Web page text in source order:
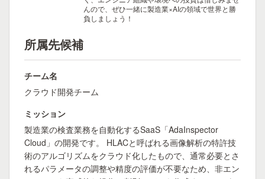
んので、ぜひ一緒に製造業×AIの領域で世界と勝
負しましょう！
所属先候補
チーム名
クラウド開発チーム
ミッション
製造業の検査業務を自動化するSaaS「AdaInspector
Cloud」の開発です。 HLACと呼ばれる画像解析の特許技
術のアルゴリズムをクラウド化したもので、通常必要とさ
れるパラメータの調整や精度の評価が不要なため、非エン